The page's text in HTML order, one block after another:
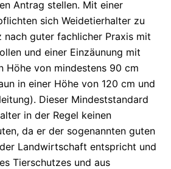
Antrag stellen. Mit einer
sich Weidetierhalter zu
nach guter fachlicher Praxis mit
und einer Einzäunung mit
Höhe von mindestens 90 cm
in einer Höhe von 120 cm und
Dieser Mindeststandard
in der Regel keinen
da er der sogenannten guten
Landwirtschaft entspricht und
Tierschutzes und aus